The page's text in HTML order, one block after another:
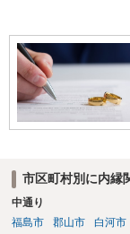
ば幸いです。
市区町村別に内縁
中通り
福島市
郡山市 白河市